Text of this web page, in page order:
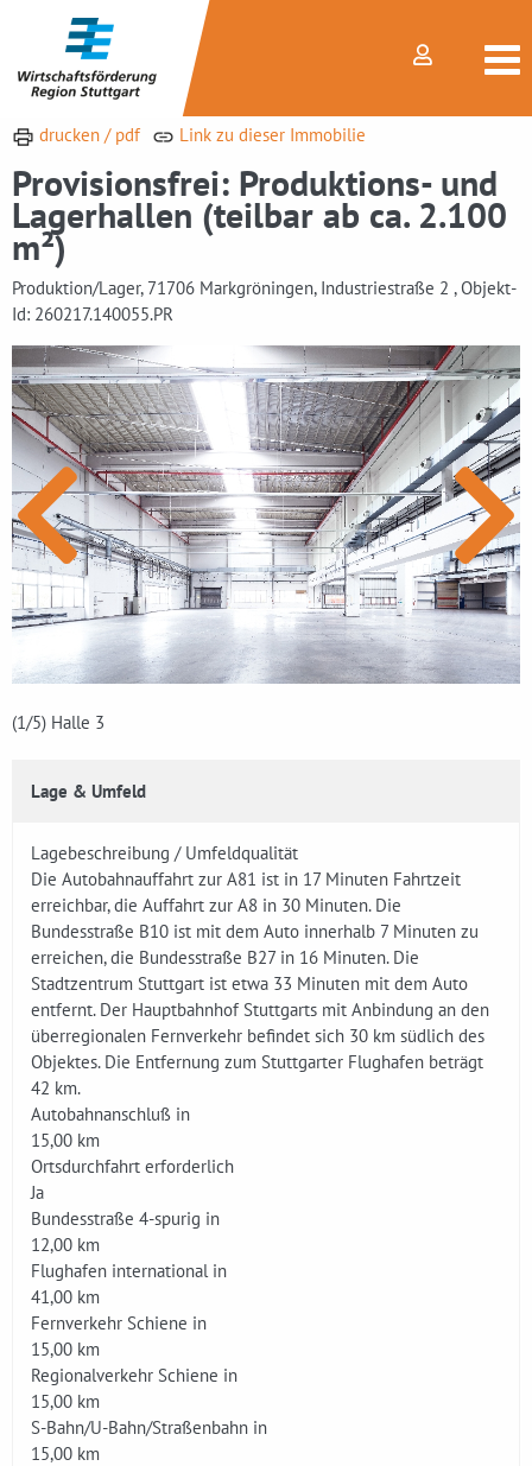
drucken / pdf Link zu dieser Immobilie
Provisionsfrei: Produktions- und
Lagerhallen (teilbar ab ca. 2.100
m²)
Produktion/Lager, 71706 Markgröningen, Industriestraße 2 , Objekt-
Id: 260217.140055.PR
(1/5) Halle 3
Lage & Umfeld
Lagebeschreibung / Umfeldqualität
Die Autobahnauffahrt zur A81 ist in 17 Minuten Fahrtzeit
erreichbar, die Auffahrt zur A8 in 30 Minuten. Die
Bundesstraße B10 ist mit dem Auto innerhalb 7 Minuten zu
erreichen, die Bundesstraße B27 in 16 Minuten. Die
Stadtzentrum Stuttgart ist etwa 33 Minuten mit dem Auto
entfernt. Der Hauptbahnhof Stuttgarts mit Anbindung an den
überregionalen Fernverkehr befindet sich 30 km südlich des
Objektes. Die Entfernung zum Stuttgarter Flughafen beträgt
42 km.
Autobahnanschluß in
15,00 km
Ortsdurchfahrt erforderlich
Ja
Bundesstraße 4-spurig in
12,00 km
Flughafen international in
41,00 km
Fernverkehr Schiene in
15,00 km
Regionalverkehr Schiene in
15,00 km
S-Bahn/U-Bahn/Straßenbahn in
15,00 km